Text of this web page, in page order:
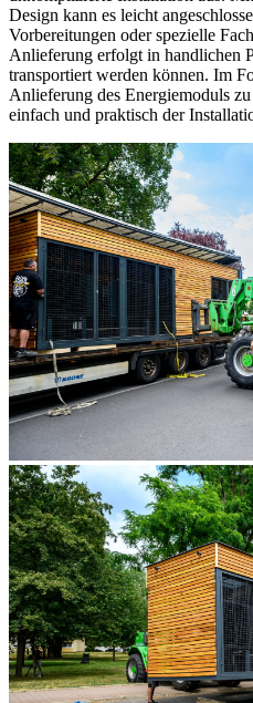
Design kann es leicht
Vorbereitungen oder spezielle
Anlieferung erfolgt in handlichen
transportiert werden können. Im
Anlieferung des Energiemoduls
einfach und praktisch der